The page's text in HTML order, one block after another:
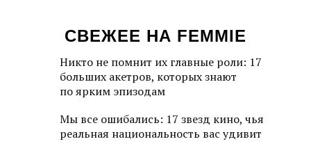
СВЕЖЕЕ НА FEMMIE
Никто не помнит их главные роли: 17
больших акетров, которых знают
по ярким эпизодам
Мы все ошибались: 17 звезд кино, чья
реальная национальность вас удивит